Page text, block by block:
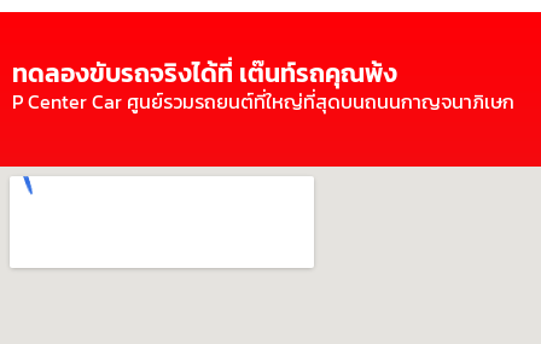
ทดลองขับรถจริงได้ที่ เต๊นท์รถคุณพ้ง
P Center Car ศูนย์รวมรถยนต์ที่ใหญ่ที่สุดบนถนนกาญจนาภิเษก